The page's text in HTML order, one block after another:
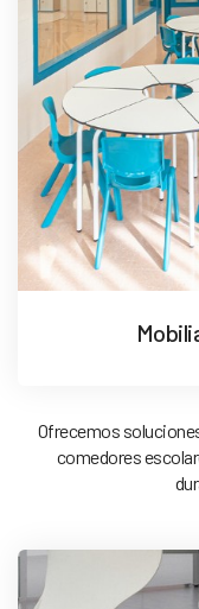
Ofrecemos
comedores